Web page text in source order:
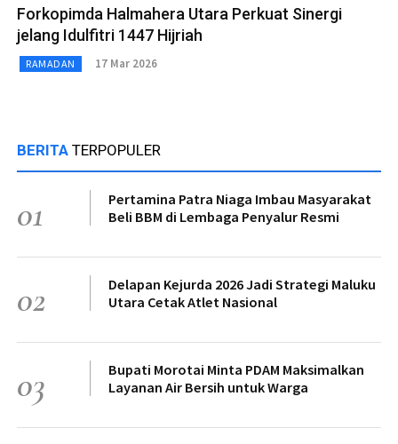
Forkopimda Halmahera Utara Perkuat Sinergi
jelang Idulfitri 1447 Hijriah
RAMADAN 17 Mar 2026
BERITA TERPOPULER
01
Pertamina Patra Niaga Imbau Masyarakat
Beli BBM di Lembaga Penyalur Resmi
02
Delapan Kejurda 2026 Jadi Strategi Maluku
Utara Cetak Atlet Nasional
03
Bupati Morotai Minta PDAM Maksimalkan
Layanan Air Bersih untuk Warga